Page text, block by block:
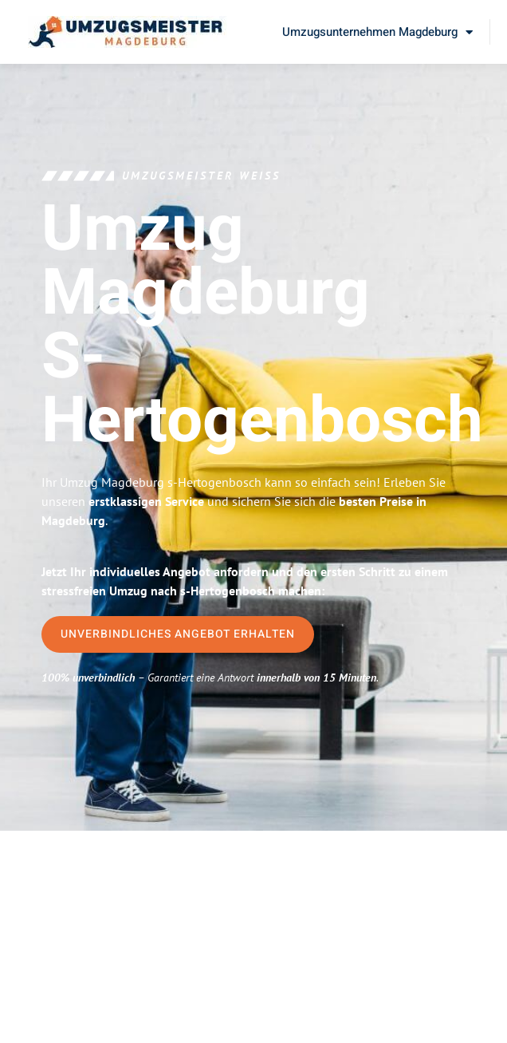
Umzugsunternehmen Magdeburg
UMZUGSMEISTER WEISS
Umzug
Magdeburg
S-
Hertogenbosch
Ihr Umzug Magdeburg s-Hertogenbosch kann so einfach sein! Erleben Sie
unseren erstklassigen Serviceund sichern Sie sich diebesten Preise in
Magdeburg.
Jetzt Ihr individuelles Angebot anfordern und den ersten Schritt zu einem
stressfreien Umzug nach s-Hertogenbosch machen:
UNVERBINDLICHES ANGEBOT ERHALTEN
100% unverbindlich– Garantiert eine Antwortinnerhalb von 15 Minuten.